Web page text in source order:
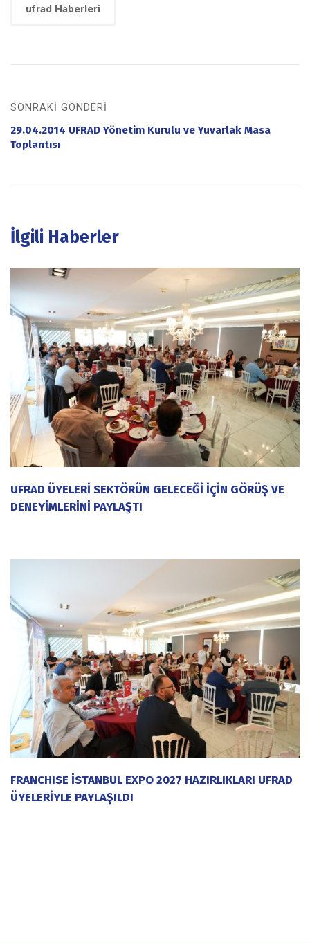
ufrad Haberleri
SONRAKI GÖNDERI
29.04.2014 UFRAD Yönetim Kurulu ve Yuvarlak Masa
Toplantısı
İlgili Haberler
UFRAD ÜYELERİ SEKTÖRÜN GELECEĞİ İÇİN GÖRÜŞ VE
DENEYİMLERİNİ PAYLAŞTI
FRANCHISE İSTANBUL EXPO 2027 HAZIRLIKLARI UFRAD
ÜYELERİYLE PAYLAŞILDI